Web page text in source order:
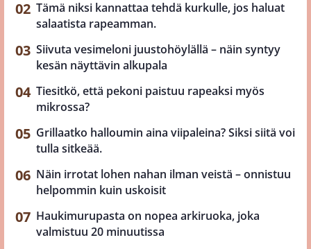
Tämä niksi kannattaa tehdä kurkulle, jos haluat
salaatista rapeamman.
Siivuta vesimeloni juustohöylällä – näin syntyy
kesän näyttävin alkupala
Tiesitkö, että pekoni paistuu rapeaksi myös
mikrossa?
Grillaatko halloumin aina viipaleina? Siksi siitä voi
tulla sitkeää.
Näin irrotat lohen nahan ilman veistä – onnistuu
helpommin kuin uskoisit
Haukimurupasta on nopea arkiruoka, joka
valmistuu 20 minuutissa